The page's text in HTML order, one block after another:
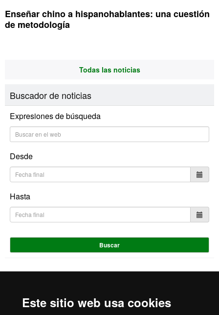
Este sitio web usa cookies
Enseñar chino a hispanohablantes: una cuestión
de metodología
Todas las noticias
Buscador de noticias
Expresiones de búsqueda
Desde
Hasta
Buscar
Canal interno de información Protección de datos